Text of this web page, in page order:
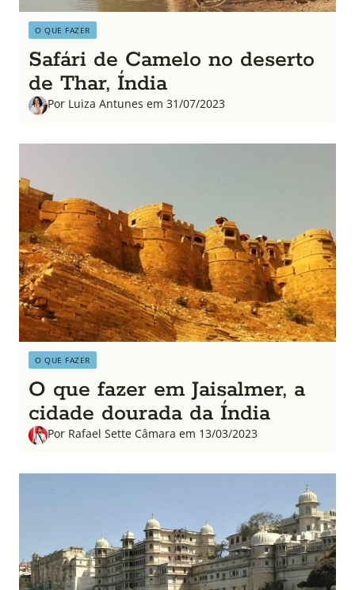
O QUE FAZER
Safári de Camelo no deserto
de Thar, Índia
Por Luiza Antunes em 31/07/2023
O QUE FAZER
O que fazer em Jaisalmer, a
cidade dourada da Índia
Por Rafael Sette Câmara em 13/03/2023